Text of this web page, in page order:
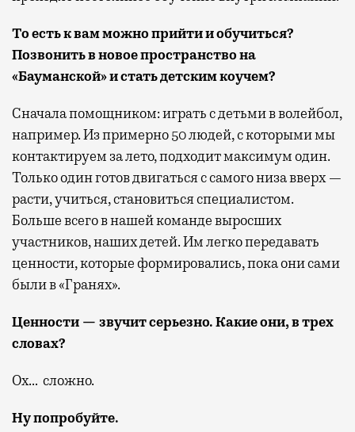
То есть к вам можно прийти и обучиться?
Позвонить в новое пространство на
«Бауманской» и стать детским коучем?
Сначала помощником: играть с детьми в волейбол,
например. Из примерно 50 людей, с которыми мы
контактируем за лето, подходит максимум один.
Только один готов двигаться с самого низа вверх —
расти, учиться, становиться специалистом.
Больше всего в нашей команде выросших
участников, наших детей. Им легко передавать
ценности, которые формировались, пока они сами
были в «Гранях».
Ценности — звучит серьезно. Какие они, в трех
словах?
Ох… сложно.
Ну попробуйте.